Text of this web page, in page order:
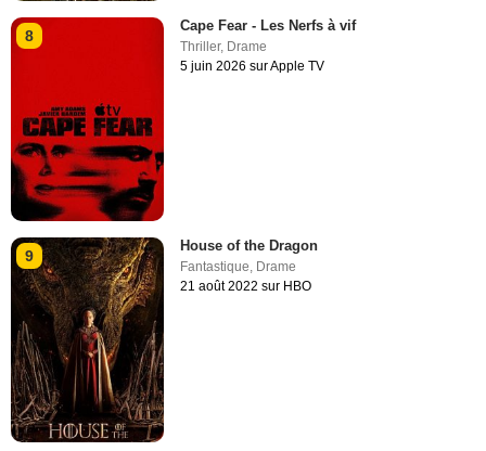
8
Cape Fear - Les Nerfs à vif
Thriller, Drame
5 juin 2026 sur Apple TV
9
House of the Dragon
Fantastique, Drame
21 août 2022 sur HBO